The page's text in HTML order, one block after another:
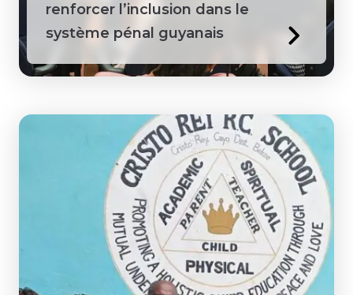
renforcer l’inclusion dans le
système pénal guyanais